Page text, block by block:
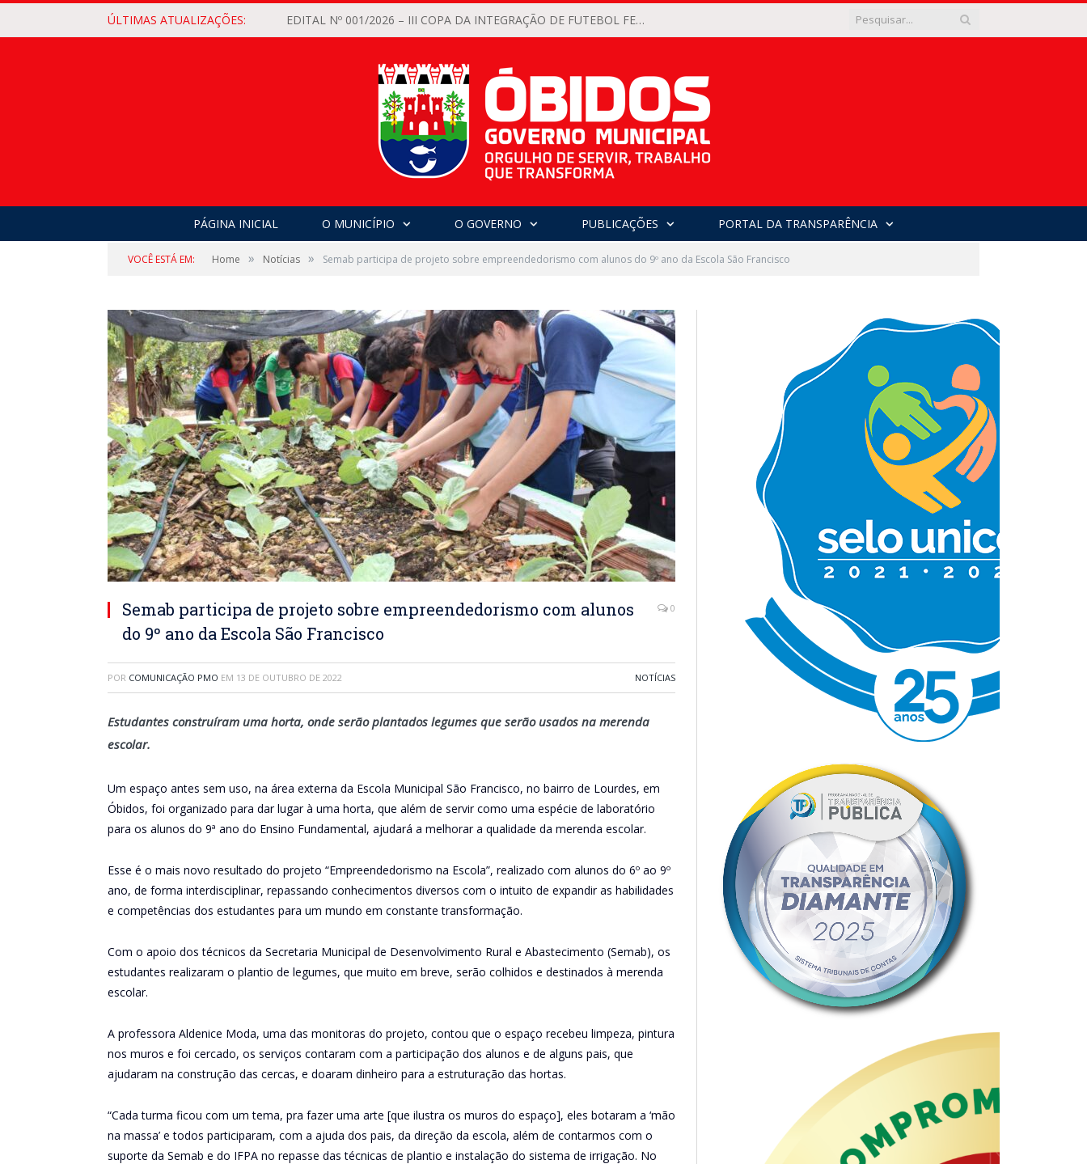
ÚLTIMAS ATUALIZAÇÕES: EDITAL Nº 001/2026 – III COPA DA INTEGRAÇÃO DE FUTEBOL FEMININO 2026 DO MUNICÍPIO DE ÓBIDOS
PÁGINA INICIAL O MUNICÍPIO O GOVERNO PUBLICAÇÕES PORTAL DA TRANSPARÊNCIA
VOCÊ ESTÁ EM: Home » Notícias » Semab participa de projeto sobre empreendedorismo com alunos do 9º ano da Escola São Francisco
Semab participa de projeto sobre empreendedorismo com alunos
do 9º ano da Escola São Francisco
0
POR COMUNICAÇÃO PMO EM 13 DE OUTUBRO DE 2022 NOTÍCIAS
Estudantes construíram uma horta, onde serão plantados legumes que serão usados na merenda
escolar.
Um espaço antes sem uso, na área externa da Escola Municipal São Francisco, no bairro de Lourdes, em
Óbidos, foi organizado para dar lugar à uma horta, que além de servir como uma espécie de laboratório
para os alunos do 9ª ano do Ensino Fundamental, ajudará a melhorar a qualidade da merenda escolar.
Esse é o mais novo resultado do projeto “Empreendedorismo na Escola”, realizado com alunos do 6º ao 9º
ano, de forma interdisciplinar, repassando conhecimentos diversos com o intuito de expandir as habilidades
e competências dos estudantes para um mundo em constante transformação.
Com o apoio dos técnicos da Secretaria Municipal de Desenvolvimento Rural e Abastecimento (Semab), os
estudantes realizaram o plantio de legumes, que muito em breve, serão colhidos e destinados à merenda
escolar.
A professora Aldenice Moda, uma das monitoras do projeto, contou que o espaço recebeu limpeza, pintura
nos muros e foi cercado, os serviços contaram com a participação dos alunos e de alguns pais, que
ajudaram na construção das cercas, e doaram dinheiro para a estruturação das hortas.
“Cada turma ficou com um tema, pra fazer uma arte [que ilustra os muros do espaço], eles botaram a ‘mão
na massa’ e todos participaram, com a ajuda dos pais, da direção da escola, além de contarmos com o
suporte da Semab e do IFPA no repasse das técnicas de plantio e instalação do sistema de irrigação. No